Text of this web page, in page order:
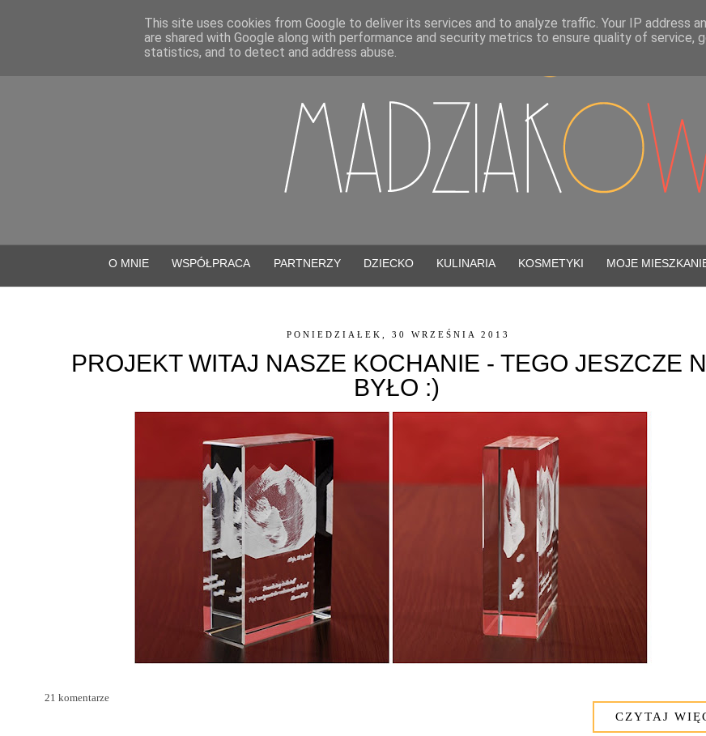
O MNIE WSPÓŁPRACA PARTNERZY DZIECKO KULINARIA KOSMETYKI MOJE
PONIEDZIAŁEK, 30 WRZEŚNIA 2013
PROJEKT WITAJ NASZE KOCHANIE - TEGO JESZCZE
BYŁO :)
CZYTAJ
21 komentarze
This site uses cookies from Google to deliver its services and to analyze traffic. Your IP address
are shared with Google along with performance and security metrics to ensure quality of service,
statistics, and to detect and address abuse.